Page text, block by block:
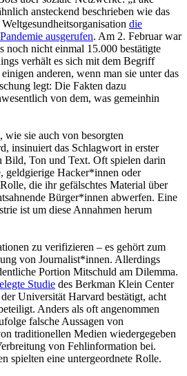
ansteckend beschrieben wie das
die
ausgerufen. Am 2. Februar war
noch nicht einmal 15.000 bestätigte
verhält es sich mit dem Begriff
anderen, wenn man sie unter das
legt: Die Fakten dazu
von dem, was gemeinhin
sie auch von besorgten
insinuiert das Schlagwort in erster
Ton und Text. Oft spielen darin
geldgierige Hacker*innen oder
die ihr gefälschtes Material über
Bürger*innen abwerfen. Eine
ist um diese Annahmen herum
zu verifizieren – es gehört zum
von Journalist*innen. Allerdings
Portion Mitschuld am Dilemma.
Studie des Berkman Klein Center
Universität Harvard bestätigt, acht
Anders als oft angenommen
falsche Aussagen von
traditionellen Medien wiedergegeben
von Fehlinformation bei.
spielten eine untergeordnete Rolle.